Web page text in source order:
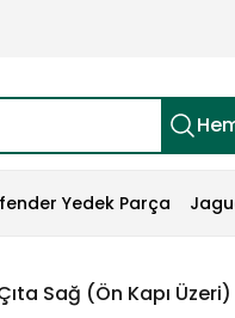
Yedek Parça
Sağ (Ön Kapı